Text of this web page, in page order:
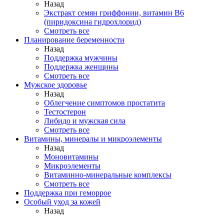
Назад
Экстракт семян гриффонии, витамин В6
(пиридоксина гидрохлорид)
Смотреть все
Планирование беременности
Назад
Поддержка мужчины
Поддержка женщины
Смотреть все
Мужское здоровье
Назад
Облегчение симптомов простатита
Тестостерон
Либидо и мужская сила
Смотреть все
Витамины, минералы и микроэлементы
Назад
Моновитамины
Микроэлементы
Витаминно-минеральные комплексы
Смотреть все
Поддержка при геморрое
Особый уход за кожей
Назад